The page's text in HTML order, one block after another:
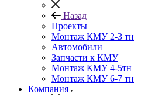
Назад
Проекты
Монтаж КМУ 2-3 тн
Автомобили
Запчасти к КМУ
Монтаж КМУ 4-5тн
Монтаж КМУ 6-7 тн
Компания